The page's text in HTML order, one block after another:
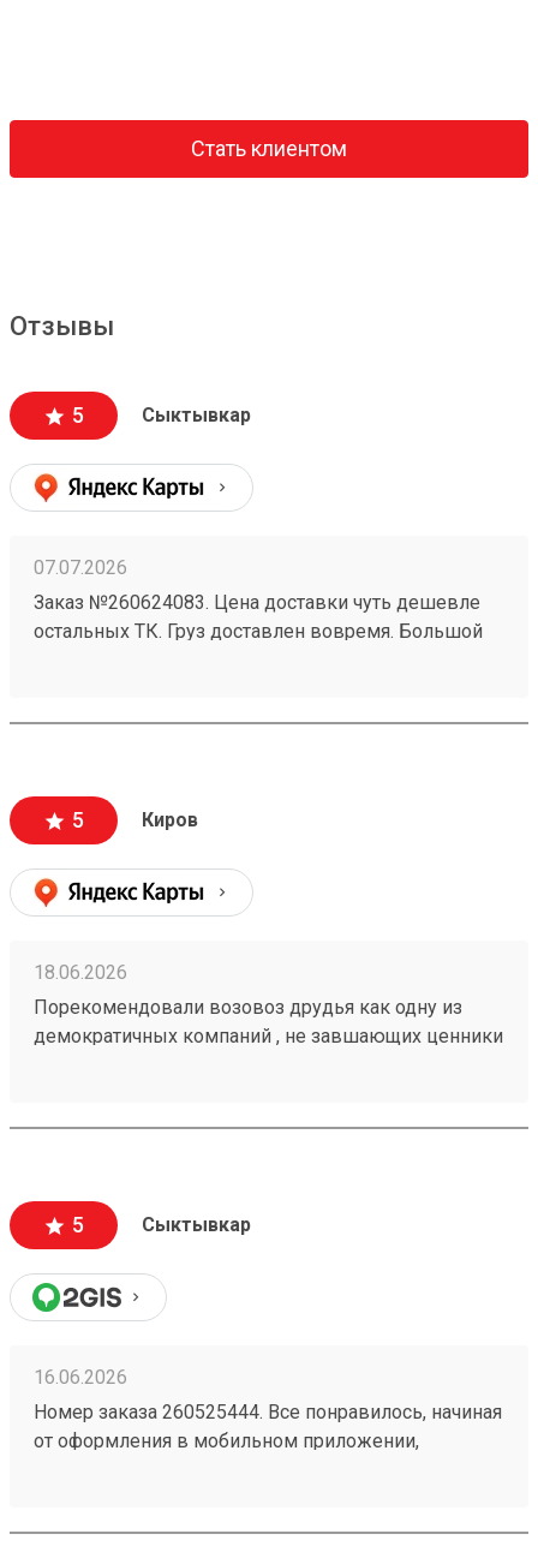
Стать клиентом
Отзывы
5 Сыктывкар
07.07.2026
Заказ №260624083. Цена доставки чуть дешевле
остальных ТК. Груз доставлен вовремя. Большой
5 Киров
18.06.2026
Порекомендовали возовоз друдья как одну из
демократичных компаний , не завшающих ценники
5 Сыктывкар
16.06.2026
Номер заказа 260525444. Все понравилось, начиная
от оформления в мобильном приложении,
адреса.